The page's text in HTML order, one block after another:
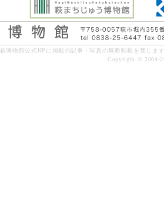
萩博物館公式HPに掲載の記事・写真の無断転載を禁じま
Copyright © 2004-